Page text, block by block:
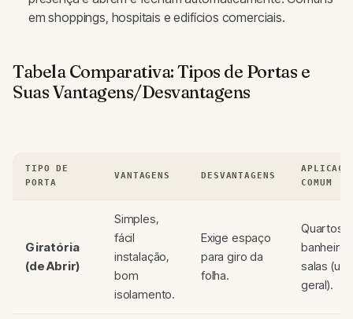
em shoppings, hospitais e edifícios comerciais.
Tabela Comparativa: Tipos de Portas e
Suas Vantagens/Desvantagens
TIPO DE
PORTA
VANTAGENS DESVANTAGENS
COMUM
Giratória
(de Abrir)
Simples,
fácil
instalação,
bom
isolamento.
Exige espaço
para giro da
folha.
Quartos,
salas (uso
geral).